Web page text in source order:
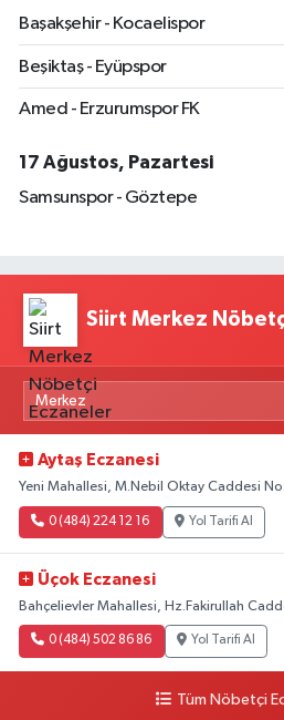
Başakşehir - Kocaelispor
Beşiktaş - Eyüpspor
Amed - Erzurumspor FK
17 Ağustos, Pazartesi
Samsunspor - Göztepe
Siirt Merkez
Aytaş Eczanesi
Yeni Mahallesi, M.Nebil Oktay Caddesi
0 (484) 224 12 16 Yol Tarifi Al
Üçok Eczanesi
Bahçelievler Mahallesi, Hz.Fakirullah
0 (484) 502 86 86 Yol Tarifi Al
Tüm Nöbetçi